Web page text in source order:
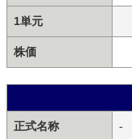
1単元
株価
正式名称 -